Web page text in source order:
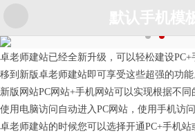
卓老师建站已经全新升级，可以轻松建设
移到新版卓老师建站即可享受这些超强的功能
新版网站PC网站+手机网站可以实现根据不
使用电脑访问自动进入PC网站，使用手机访
卓老师建站的时候您可以选择开通PC+手机站